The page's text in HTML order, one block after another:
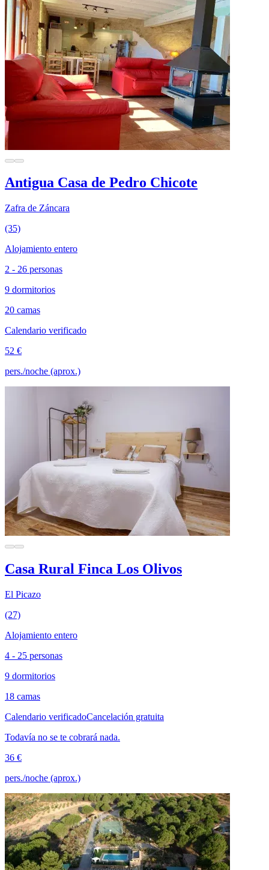
Antigua Casa de Pedro Chicote
Zafra de Záncara
(35)
Alojamiento entero
2 - 26 personas
9 dormitorios
20 camas
Calendario verificado
52 €
pers./noche (aprox.)
Casa Rural Finca Los Olivos
El Picazo
(27)
Alojamiento entero
4 - 25 personas
9 dormitorios
18 camas
Calendario verificadoCancelación gratuita
Todavía no se te cobrará nada.
36 €
pers./noche (aprox.)